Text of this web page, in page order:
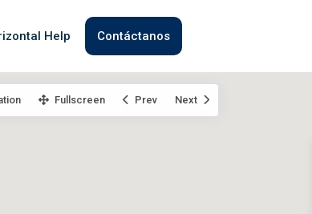
Help Contáctanos
Fullscreen Prev Next